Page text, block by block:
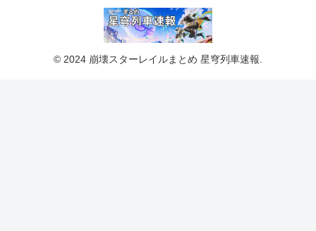
© 2024 崩壊スターレイルまとめ 星穹列車速報.